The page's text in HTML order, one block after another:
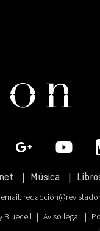
Música
Bluecell | Aviso legal |